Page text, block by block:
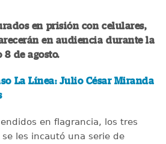
en prisión con celulares,
en audiencia durante la
8 de agosto.
La Línea: Julio César Miranda
en flagrancia, los tres
les incautó una serie de